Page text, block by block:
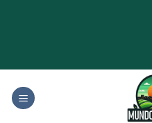
content